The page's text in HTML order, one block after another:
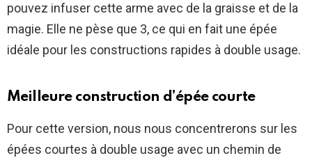
pouvez infuser cette arme avec de la graisse et de la
magie. Elle ne pèse que 3, ce qui en fait une épée
idéale pour les constructions rapides à double usage.
Meilleure construction d’épée courte
Pour cette version, nous nous concentrerons sur les
épées courtes à double usage avec un chemin de